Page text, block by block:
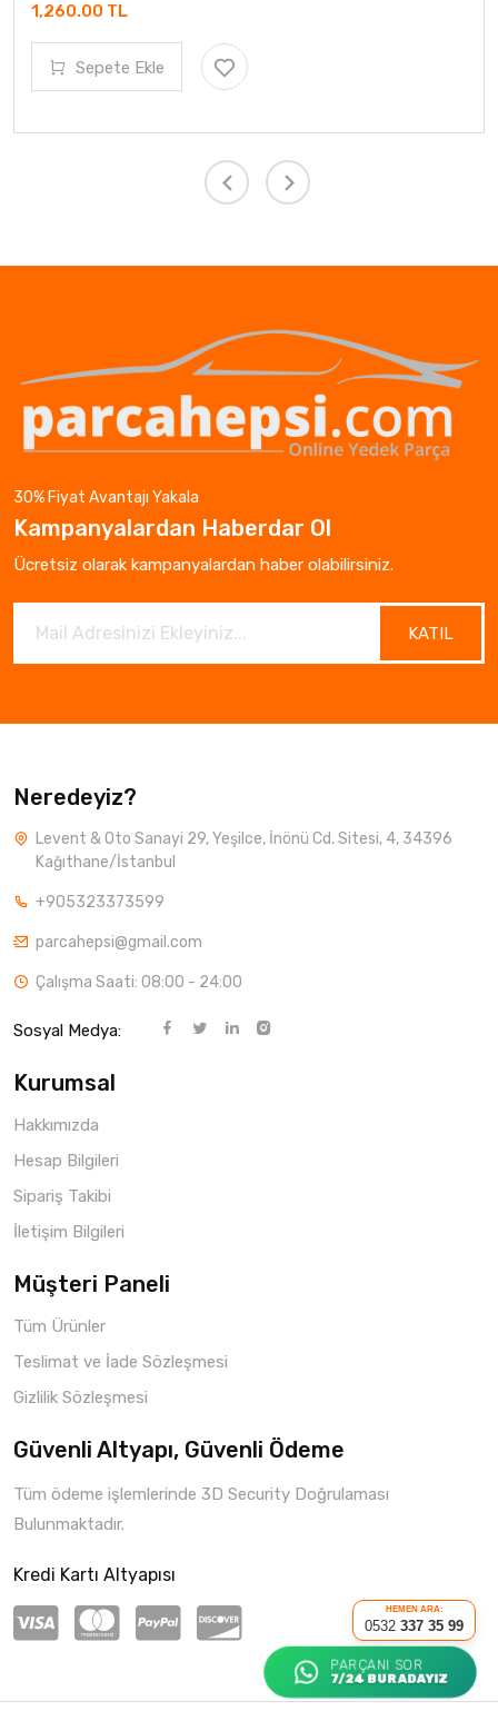
HEMEN ARA:
0532 337 35 99
PARÇANI SOR
7/24 BURADAYIZ
1,260.00 TL
Sepete Ekle
30% Fiyat Avantajı Yakala
Kampanyalardan Haberdar Ol
Ücretsiz olarak kampanyalardan haber olabilirsiniz.
KATIL
Neredeyiz?
Levent & Oto Sanayi 29, Yeşilce, İnönü Cd. Sitesi, 4, 34396
Kağıthane/İstanbul
+905323373599
parcahepsi@gmail.com
Çalışma Saati: 08:00 - 24:00
Sosyal Medya:
Kurumsal
Hakkımızda
Hesap Bilgileri
Sipariş Takibi
İletişim Bilgileri
Müşteri Paneli
Tüm Ürünler
Teslimat ve İade Sözleşmesi
Gizlilik Sözleşmesi
Güvenli Altyapı, Güvenli Ödeme
Tüm ödeme işlemlerinde 3D Security Doğrulaması
Bulunmaktadır.
Kredi Kartı Altyapısı